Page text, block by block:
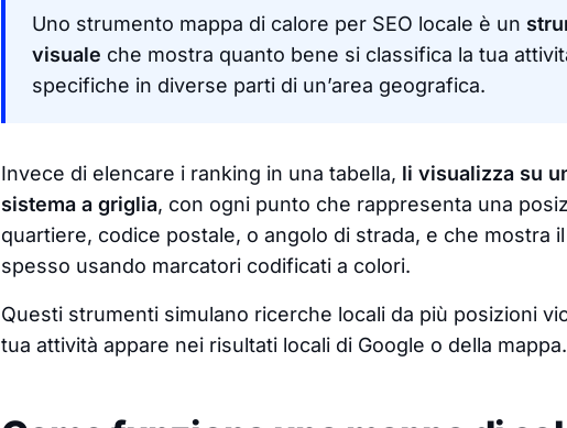
Uno strumento mappa di calore per SEO locale è un
visuale che mostra quanto bene si classifica la tua
specifiche in diverse parti di un’area geografica.
Invece di elencare i ranking in una tabella, li visualizza su
sistema a griglia, con ogni punto che rappresenta una
quartiere, codice postale, o angolo di strada, e che mostra
spesso usando marcatori codificati a colori.
Questi strumenti simulano ricerche locali da più posizioni
tua attività appare nei risultati locali di Google o della mappa.